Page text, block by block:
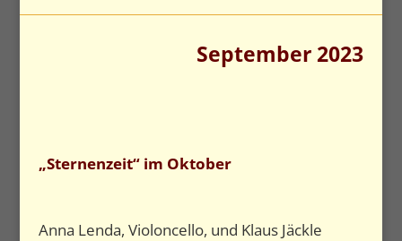
September 2023
„Sternenzeit“ im Oktober
Anna Lenda, Violoncello, und Klaus Jäckle